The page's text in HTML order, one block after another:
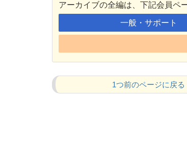
アーカイブの全編は、下記会員ペ
一般・サポート
1つ前のページに戻る